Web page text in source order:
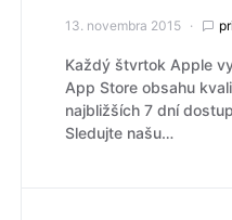
13. novembra 2015
Každý štvrtok Apple
App Store obsahu
najbližších 7 dní
Sledujte našu…